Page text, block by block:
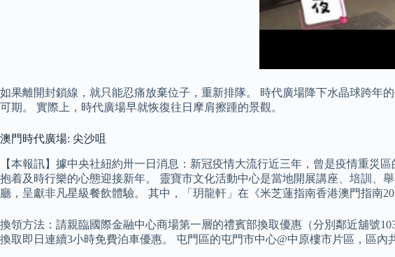
如果離開封鎖線，就只能忍痛放棄位子，重新排隊。 時代廣場降下水晶球跨年
可期。 實際上，時代廣場早就恢復往日摩肩擦踵的景觀。
澳門時代廣場: 尖沙咀
【本報訊】據中央社紐約卅一日消息：新冠疫情大流行近三年，曾是疫情重災
抱着及時行樂的心態迎接新年。 靈寶市文化活動中心是當地開展講座、培訓、
廳，呈獻非凡星級餐飲體驗。 其中，「玥龍軒」在《米芝蓮指南香港澳門指南
換領方法：請親臨國際金融中心商場第一層的禮賓部換取優惠（分別鄰近舖號
換取即日連續3小時免費泊車優惠。 屯門區的屯門市中心@中原樓市片區，區內